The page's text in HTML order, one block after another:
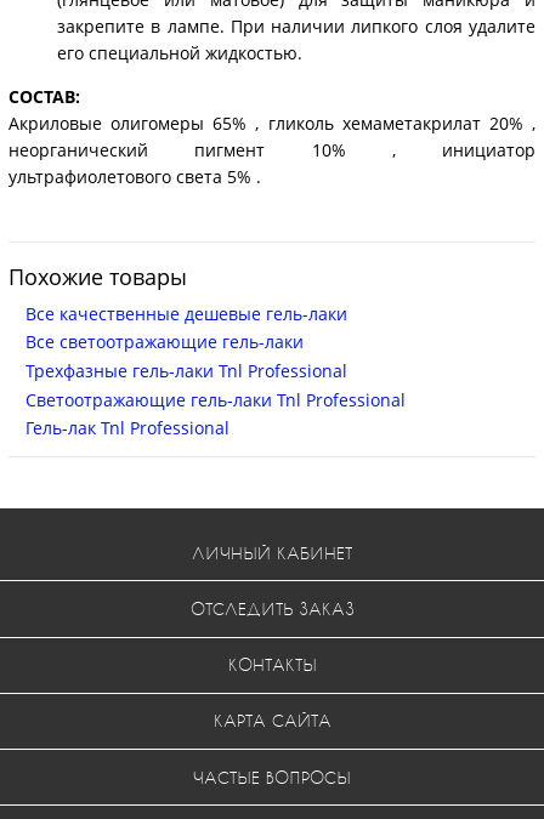
закрепите в лампе. При наличии липкого слоя удалите
его специальной жидкостью.
СОСТАВ:
Акриловые олигомеры 65% , гликоль хемаметакрилат 20% ,
неорганический пигмент 10% , инициатор
ультрафиолетового света 5% .
Похожие товары
Все качественные дешевые гель-лаки
Все светоотражающие гель-лаки
Трехфазные гель-лаки Tnl Professional
Светоотражающие гель-лаки Tnl Professional
Гель-лак Tnl Professional
ЛИЧНЫЙ КАБИНЕТ
ОТСЛЕДИТЬ ЗАКАЗ
КОНТАКТЫ
КАРТА САЙТА
ЧАСТЫЕ ВОПРОСЫ